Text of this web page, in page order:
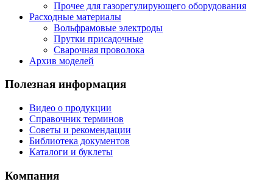
Прочее для газорегулирующего оборудования
Расходные материалы
Вольфрамовые электроды
Прутки присадочные
Сварочная проволока
Архив моделей
Полезная информация
Видео о продукции
Справочник терминов
Советы и рекомендации
Библиотека документов
Каталоги и буклеты
Компания